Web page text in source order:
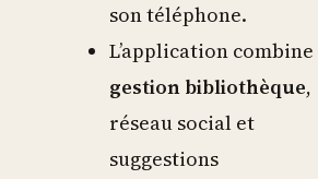
son téléphone.
L’application combine
gestion bibliothèque,
réseau social et
suggestions